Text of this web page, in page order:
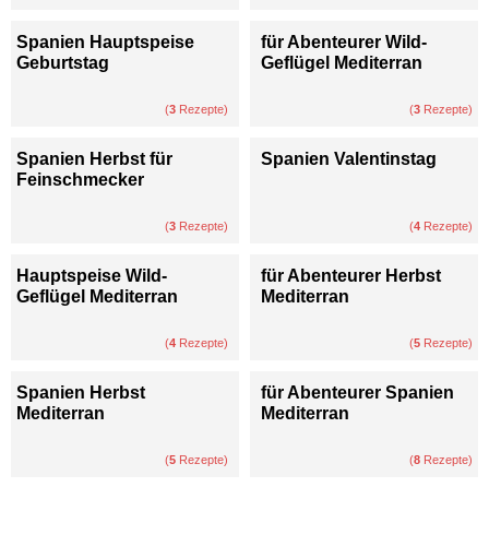
Spanien Hauptspeise
Geburtstag
(3 Rezepte)
für Abenteurer Wild-
Geflügel Mediterran
(3 Rezepte)
Spanien Herbst für
Feinschmecker
(3 Rezepte)
Spanien Valentinstag
(4 Rezepte)
Hauptspeise Wild-
Geflügel Mediterran
(4 Rezepte)
für Abenteurer Herbst
Mediterran
(5 Rezepte)
Spanien Herbst
Mediterran
(5 Rezepte)
für Abenteurer Spanien
Mediterran
(8 Rezepte)